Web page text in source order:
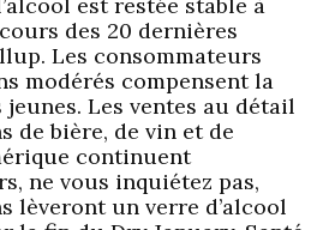
des 20 dernières
Les consommateurs
modérés compensent la
Les ventes au détail
de bière, de vin et de
continuent
ne vous inquiétez pas,
lèveront un verre d’alcool